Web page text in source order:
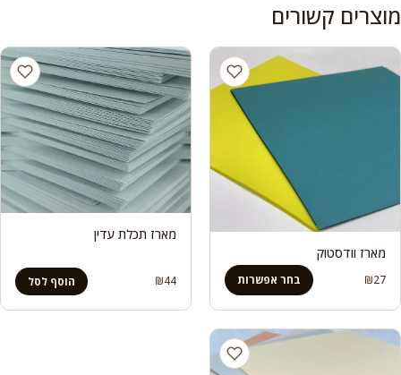
מוצרים קשורים
מארז וודסטוק
₪27 בחר אפשרות
מארז תכלת עדין
₪44 הוסף לסל